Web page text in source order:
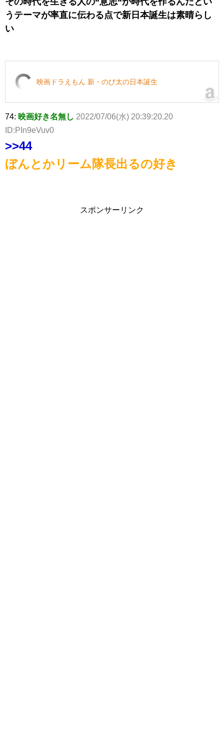
うテーマが率直に伝わる点で新日本誕生は素晴らし
い
映画ドラえもん 新・のび太の日本誕生
74: 映画好き名無し 2022/07/06(水) 20:39:20.20
ID:PIn9eVuv0
>>44
ぼんとかリーム隊長出るの好き
スポンサーリンク